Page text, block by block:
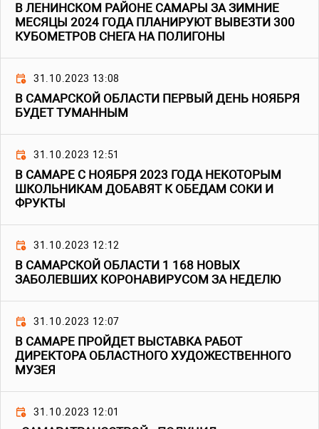
В ЛЕНИНСКОМ РАЙОНЕ САМАРЫ ЗА ЗИМНИЕ
МЕСЯЦЫ 2024 ГОДА ПЛАНИРУЮТ ВЫВЕЗТИ 300
КУБОМЕТРОВ СНЕГА НА ПОЛИГОНЫ
31.10.2023 13:08
В САМАРСКОЙ ОБЛАСТИ ПЕРВЫЙ ДЕНЬ НОЯБРЯ
БУДЕТ ТУМАННЫМ
31.10.2023 12:51
В САМАРЕ С НОЯБРЯ 2023 ГОДА НЕКОТОРЫМ
ШКОЛЬНИКАМ ДОБАВЯТ К ОБЕДАМ СОКИ И
ФРУКТЫ
31.10.2023 12:12
В САМАРСКОЙ ОБЛАСТИ 1 168 НОВЫХ
ЗАБОЛЕВШИХ КОРОНАВИРУСОМ ЗА НЕДЕЛЮ
31.10.2023 12:07
В САМАРЕ ПРОЙДЕТ ВЫСТАВКА РАБОТ
ДИРЕКТОРА ОБЛАСТНОГО ХУДОЖЕСТВЕННОГО
МУЗЕЯ
31.10.2023 12:01